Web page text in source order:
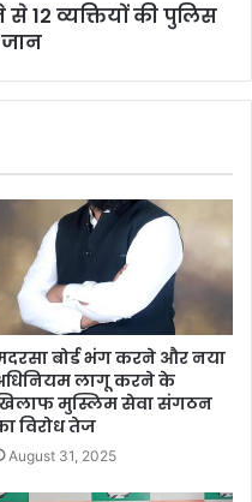
12 व्यक्तियों की पुलिस
बोर्ड भंग करने और नया
लागू करने के
मुस्लिम सेवा संगठन
विरोध तेज
August 31, 2025